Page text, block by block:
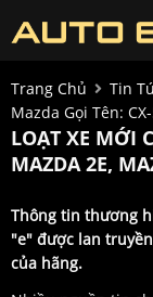
Trang Chủ Tin
Mazda Gọi Tên:
LOẠT XE MỚI
MAZDA 2E,
Thông tin thương
"e" được lan
của hãng.